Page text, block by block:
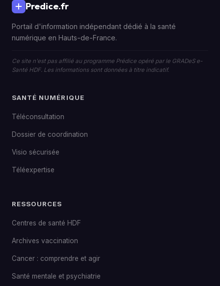
Predice.fr
Portail d'information indépendant dédié à la santé
numérique en Hauts-de-France.
Ce site n'est pas affilié au programme Prédice opéré par le GRADeS e-
Santé HDF. Les informations sont données à titre indicatif.
SANTÉ NUMÉRIQUE
Téléconsultation
Dossier de coordination
Visio sécurisée
Téléexpertise
RESSOURCES
Centres de santé HDF
Archives vaccination
Cancer : comprendre et agir
Santé mentale et psychiatrie